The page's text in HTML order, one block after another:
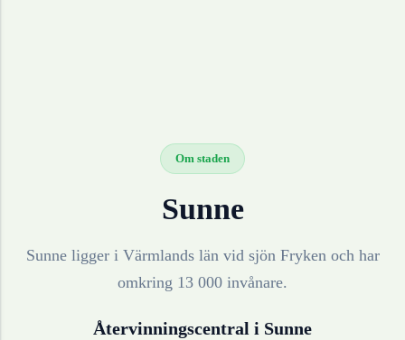
Om staden
Sunne
Sunne ligger i Värmlands län vid sjön Fryken och har
omkring 13 000 invånare.
Återvinningscentral i Sunne